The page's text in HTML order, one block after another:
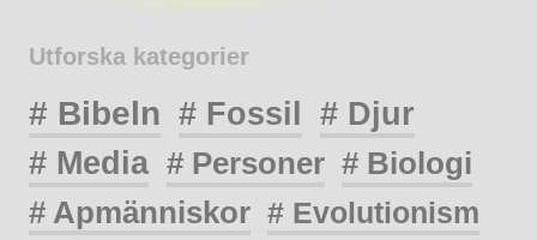
Utforska kategorier
# Bibeln # Fossil # Djur
# Media # Personer # Biologi
# Apmänniskor # Evolutionism